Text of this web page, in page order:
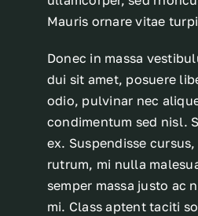
Mauris ornare vitae
Donec in massa
dui sit amet, posuere
odio, pulvinar nec
condimentum sed nisl.
ex. Suspendisse
rutrum, mi nulla
semper massa justo ac
mi. Class aptent taciti